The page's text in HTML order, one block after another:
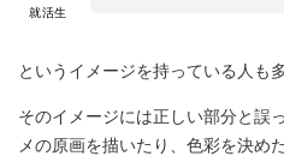
就活生
というイメージを持っている人も
そのイメージには正しい部分と誤
メの原画を描いたり、色彩を決め